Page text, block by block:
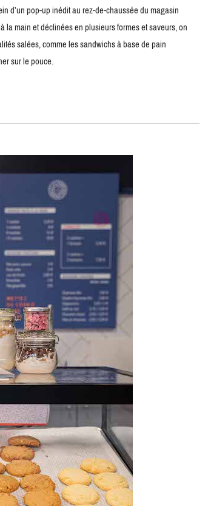
d’un pop-up inédit au rez-de-chaussée du magasin
la main et déclinées en plusieurs formes et saveurs, on
salées, comme les sandwichs à base de pain
sur le pouce.